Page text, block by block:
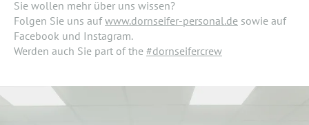
Sie wollen mehr über uns wissen?
Folgen Sie uns aufwww.dornseifer-personal.de sowie auf
Facebook und Instagram.
Werden auch Sie part of the #dornseifercrew